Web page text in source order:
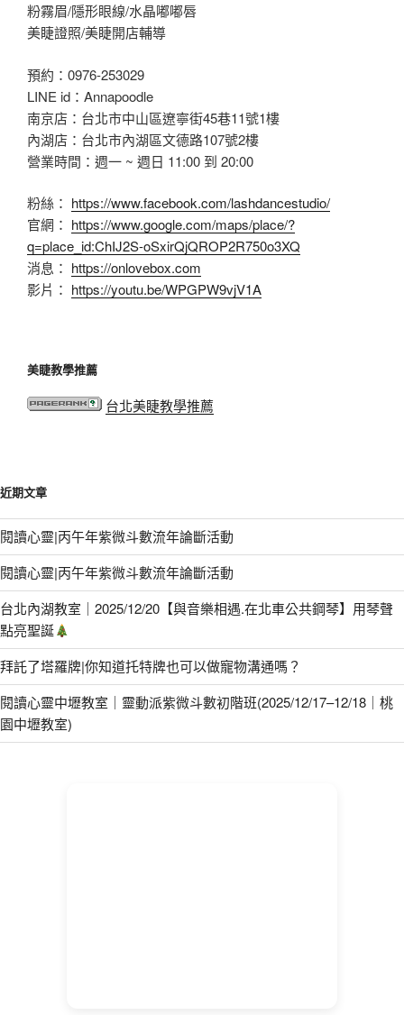
粉霧眉/隱形眼線/水晶嘟嘟唇
美睫證照/美睫開店輔導
預約：0976-253029
LINE id：Annapoodle
南京店：台北市中山區遼寧街45巷11號1樓
內湖店：台北市內湖區文德路107號2樓
營業時間：週一 ~ 週日 11:00 到 20:00
粉絲： https://www.facebook.com/lashdancestudio/
官網： https://www.google.com/maps/place/?
q=place_id:ChIJ2S-oSxirQjQROP2R750o3XQ
消息： https://onlovebox.com
影片： https://youtu.be/WPGPW9vjV1A
美睫教學推薦
台北美睫教學推薦
近期文章
閱讀心靈|丙午年紫微斗數流年論斷活動
閱讀心靈|丙午年紫微斗數流年論斷活動
台北內湖教室｜2025/12/20【與音樂相遇.在北車公共鋼琴】用琴聲
點亮聖誕
拜託了塔羅牌|你知道托特牌也可以做寵物溝通嗎？
閱讀心靈中壢教室｜靈動派紫微斗數初階班(2025/12/17–12/18｜桃
園中壢教室)